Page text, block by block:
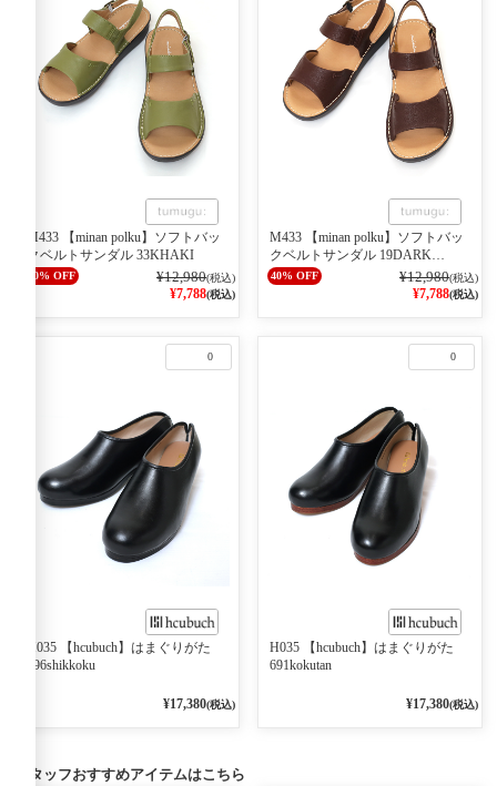
40% OFF
M433 【minan polku】ソフトバッ
クベルトサンダル 33KHAKI
¥12,980(税込)
¥7,788(税込)
40% OFF
M433 【minan polku】ソフトバッ
クベルトサンダル 19DARK
BROWN
¥12,980(税込)
¥7,788(税込)
0
H035 【hcubuch】はまぐりがた
696shikkoku
¥17,380(税込)
0
H035 【hcubuch】はまぐりがた
691kokutan
¥17,380(税込)
スタッフおすすめアイテムはこちら